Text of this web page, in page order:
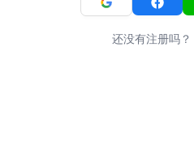
还没有注册吗？